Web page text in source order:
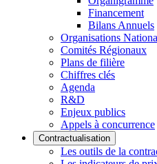
Financement
Bilans Annuels
Organisations
Comités Régionaux
Plans de filière
Chiffres clés
Agenda
R&D
Enjeux publics
Appels à concurrence
Contractualisation
Les outils de la